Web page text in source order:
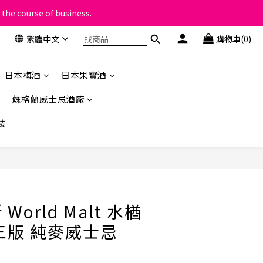
course of business.
繁體中文 購物車(0)
日本梅酒
日本果實酒
蘇格蘭威士忌酒廠
World Malt 水楢
版 純麥威士忌